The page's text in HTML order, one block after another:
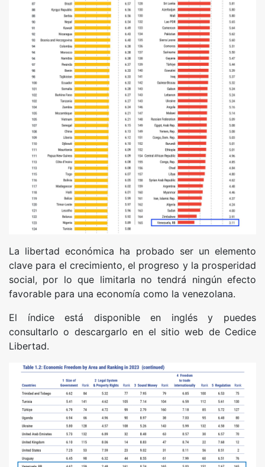
La libertad económica ha probado ser un elemento
clave para el crecimiento, el progreso y la prosperidad
social, por lo que limitarla no tendrá ningún efecto
favorable para una economía como la venezolana.
El índice está disponible en inglés y puedes
consultarlo o descargarlo en el sitio web de Cedice
Libertad.